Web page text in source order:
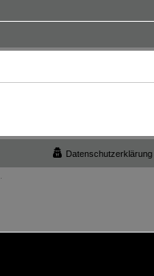
Datenschutzerklärung